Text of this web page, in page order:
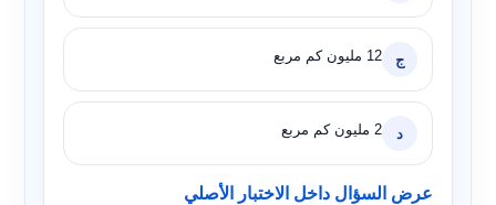
ج 12 مليون كم مربع
د 2 مليون كم مربع
عرض السؤال داخل الاختبار الأصلي